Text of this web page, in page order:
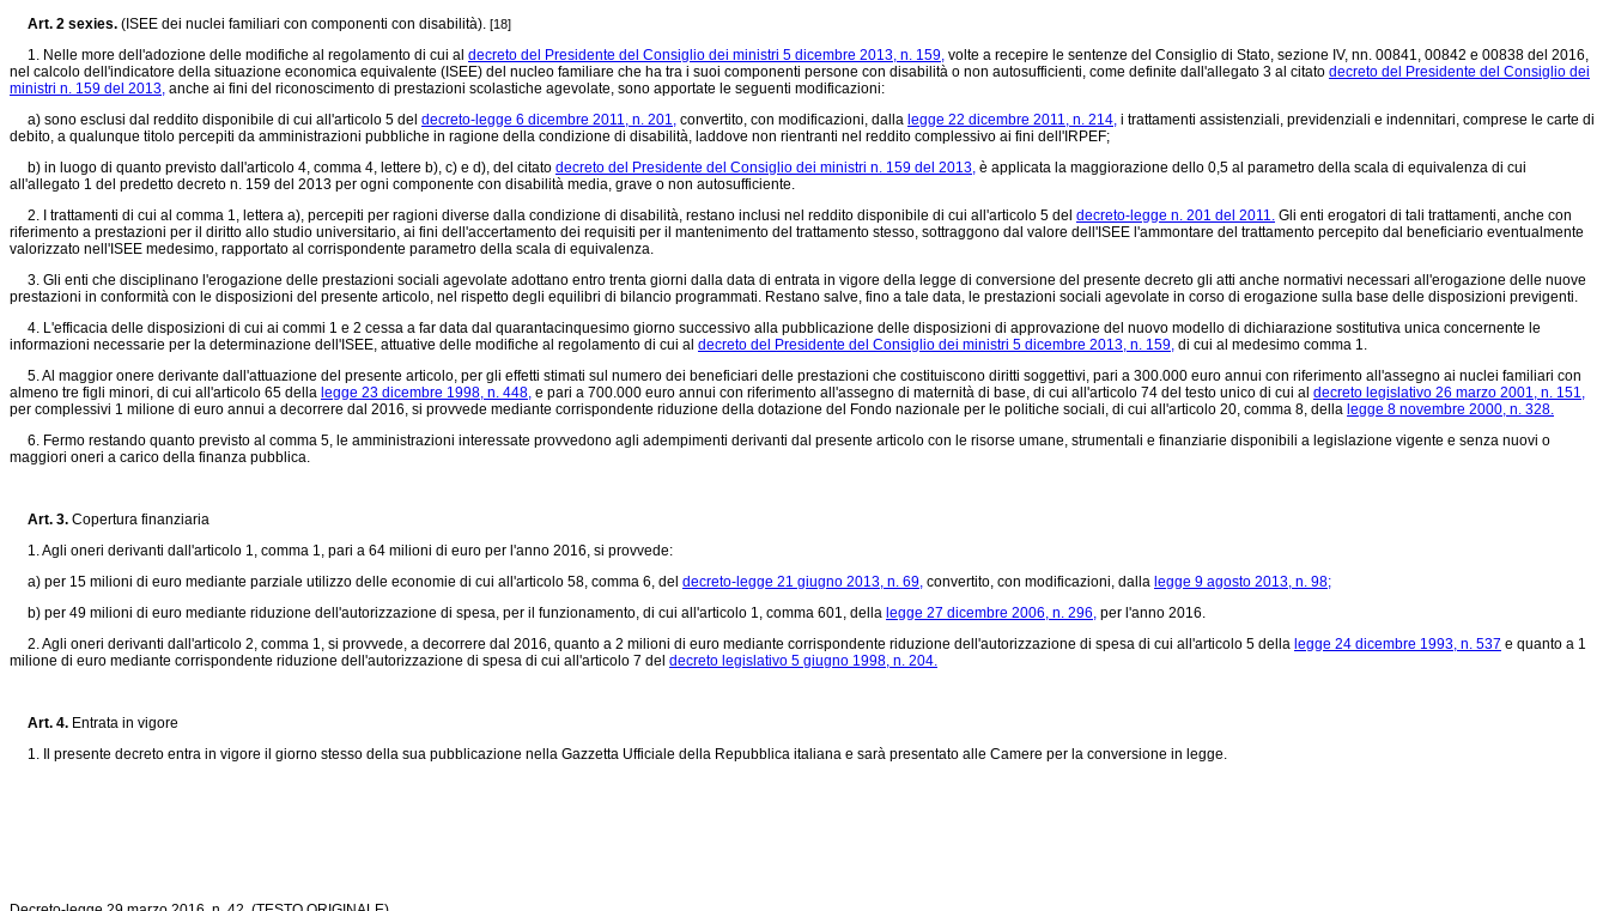
Art. 2 sexies. (ISEE dei nuclei familiari con componenti con disabilità). [18]
1. Nelle more dell'adozione delle modifiche al regolamento di cui al decreto del Presidente del Consiglio dei ministri 5 dicembre 2013, n. 159, volte a recepire le sentenze del Consiglio di Stato, sezione IV, nn. 00841, 00842 e 00838 del 2016,
nel calcolo dell'indicatore della situazione economica equivalente (ISEE) del nucleo familiare che ha tra i suoi componenti persone con disabilità o non autosufficienti, come definite dall'allegato 3 al citato decreto del Presidente del Consiglio dei
ministri n. 159 del 2013, anche ai fini del riconoscimento di prestazioni scolastiche agevolate, sono apportate le seguenti modificazioni:
a) sono esclusi dal reddito disponibile di cui all'articolo 5 del decreto-legge 6 dicembre 2011, n. 201, convertito, con modificazioni, dalla legge 22 dicembre 2011, n. 214, i trattamenti assistenziali, previdenziali e indennitari, comprese le carte di
debito, a qualunque titolo percepiti da amministrazioni pubbliche in ragione della condizione di disabilità, laddove non rientranti nel reddito complessivo ai fini dell'IRPEF;
b) in luogo di quanto previsto dall'articolo 4, comma 4, lettere b), c) e d), del citato decreto del Presidente del Consiglio dei ministri n. 159 del 2013, è applicata la maggiorazione dello 0,5 al parametro della scala di equivalenza di cui
all'allegato 1 del predetto decreto n. 159 del 2013 per ogni componente con disabilità media, grave o non autosufficiente.
2. I trattamenti di cui al comma 1, lettera a), percepiti per ragioni diverse dalla condizione di disabilità, restano inclusi nel reddito disponibile di cui all'articolo 5 del decreto-legge n. 201 del 2011. Gli enti erogatori di tali trattamenti, anche con
riferimento a prestazioni per il diritto allo studio universitario, ai fini dell'accertamento dei requisiti per il mantenimento del trattamento stesso, sottraggono dal valore dell'ISEE l'ammontare del trattamento percepito dal beneficiario eventualmente
valorizzato nell'ISEE medesimo, rapportato al corrispondente parametro della scala di equivalenza.
3. Gli enti che disciplinano l'erogazione delle prestazioni sociali agevolate adottano entro trenta giorni dalla data di entrata in vigore della legge di conversione del presente decreto gli atti anche normativi necessari all'erogazione delle nuove
prestazioni in conformità con le disposizioni del presente articolo, nel rispetto degli equilibri di bilancio programmati. Restano salve, fino a tale data, le prestazioni sociali agevolate in corso di erogazione sulla base delle disposizioni previgenti.
4. L'efficacia delle disposizioni di cui ai commi 1 e 2 cessa a far data dal quarantacinquesimo giorno successivo alla pubblicazione delle disposizioni di approvazione del nuovo modello di dichiarazione sostitutiva unica concernente le
informazioni necessarie per la determinazione dell'ISEE, attuative delle modifiche al regolamento di cui al decreto del Presidente del Consiglio dei ministri 5 dicembre 2013, n. 159, di cui al medesimo comma 1.
5. Al maggior onere derivante dall'attuazione del presente articolo, per gli effetti stimati sul numero dei beneficiari delle prestazioni che costituiscono diritti soggettivi, pari a 300.000 euro annui con riferimento all'assegno ai nuclei familiari con
almeno tre figli minori, di cui all'articolo 65 della legge 23 dicembre 1998, n. 448, e pari a 700.000 euro annui con riferimento all'assegno di maternità di base, di cui all'articolo 74 del testo unico di cui al decreto legislativo 26 marzo 2001, n. 151,
per complessivi 1 milione di euro annui a decorrere dal 2016, si provvede mediante corrispondente riduzione della dotazione del Fondo nazionale per le politiche sociali, di cui all'articolo 20, comma 8, della legge 8 novembre 2000, n. 328.
6. Fermo restando quanto previsto al comma 5, le amministrazioni interessate provvedono agli adempimenti derivanti dal presente articolo con le risorse umane, strumentali e finanziarie disponibili a legislazione vigente e senza nuovi o
maggiori oneri a carico della finanza pubblica.
Art. 3. Copertura finanziaria
1. Agli oneri derivanti dall'articolo 1, comma 1, pari a 64 milioni di euro per l'anno 2016, si provvede:
a) per 15 milioni di euro mediante parziale utilizzo delle economie di cui all'articolo 58, comma 6, del decreto-legge 21 giugno 2013, n. 69, convertito, con modificazioni, dalla legge 9 agosto 2013, n. 98;
b) per 49 milioni di euro mediante riduzione dell'autorizzazione di spesa, per il funzionamento, di cui all'articolo 1, comma 601, della legge 27 dicembre 2006, n. 296, per l'anno 2016.
2. Agli oneri derivanti dall'articolo 2, comma 1, si provvede, a decorrere dal 2016, quanto a 2 milioni di euro mediante corrispondente riduzione dell'autorizzazione di spesa di cui all'articolo 5 della legge 24 dicembre 1993, n. 537 e quanto a 1
milione di euro mediante corrispondente riduzione dell'autorizzazione di spesa di cui all'articolo 7 del decreto legislativo 5 giugno 1998, n. 204.
Art. 4. Entrata in vigore
1. Il presente decreto entra in vigore il giorno stesso della sua pubblicazione nella Gazzetta Ufficiale della Repubblica italiana e sarà presentato alle Camere per la conversione in legge.